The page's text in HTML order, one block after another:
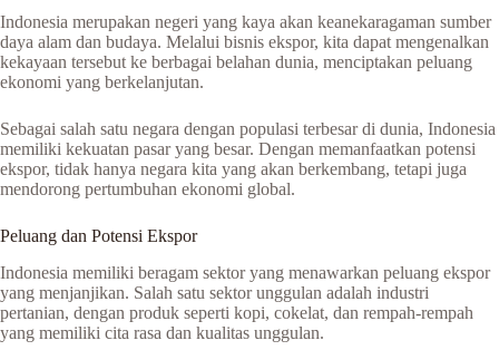
Indonesia merupakan negeri yang kaya akan keanekaragaman sumber
daya alam dan budaya. Melalui bisnis ekspor, kita dapat mengenalkan
kekayaan tersebut ke berbagai belahan dunia, menciptakan peluang
ekonomi yang berkelanjutan.
Sebagai salah satu negara dengan populasi terbesar di dunia, Indonesia
memiliki kekuatan pasar yang besar. Dengan memanfaatkan potensi
ekspor, tidak hanya negara kita yang akan berkembang, tetapi juga
mendorong pertumbuhan ekonomi global.
Peluang dan Potensi Ekspor
Indonesia memiliki beragam sektor yang menawarkan peluang ekspor
yang menjanjikan. Salah satu sektor unggulan adalah industri
pertanian, dengan produk seperti kopi, cokelat, dan rempah-rempah
yang memiliki cita rasa dan kualitas unggulan.